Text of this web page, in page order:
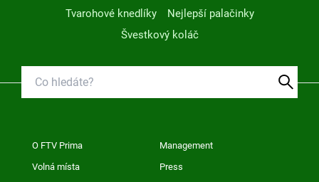
Tvarohové knedlíky
Nejlepší palačinky
Švestkový koláč
O FTV Prima Management
Volná místa Press